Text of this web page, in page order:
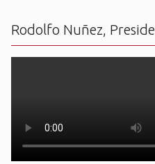
Rodolfo Nuñez,